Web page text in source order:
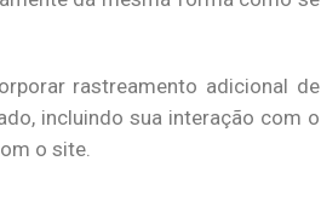
rastreamento adicional de
incluindo sua interação com o
o site.